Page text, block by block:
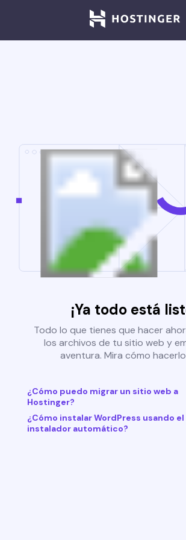
¡Ya todo está
Todo lo que tienes que hacer
los archivos de tu sitio web y
aventura. Mira cómo
¿Cómo puedo migrar un sitio web a
Hostinger?
¿Cómo instalar WordPress usando el
instalador automático?